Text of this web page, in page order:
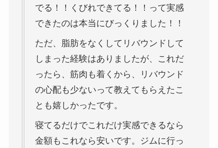
でる！！くびれできてる！！って実感
できたのは本当にびっくりました！！
ただ、脂肪をなくしてリバウンドして
しまった経験はありましたが、これだ
ったら、筋肉も着くから、リバウンド
の心配も少ないって教えてもらえたこ
とも嬉しかったです。
寝てるだけでこれだけ実感できるなら
金額もこれなら安いです。ジムに行っ